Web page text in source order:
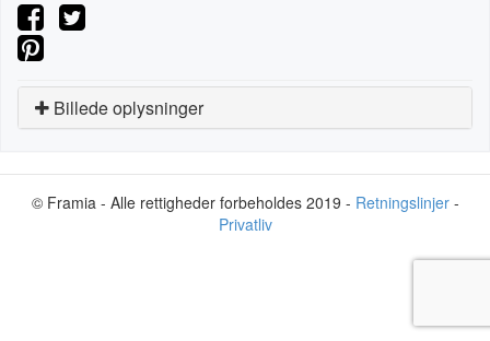
Billede oplysninger
© Framia - Alle rettigheder forbeholdes 2019 - Retningslinjer-
Privatliv